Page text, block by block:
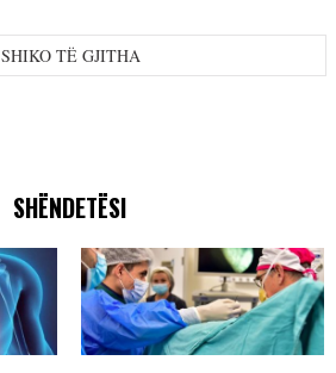
SHIKO TË GJITHA
SHËNDETËSI